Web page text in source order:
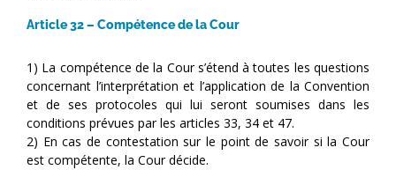
Article 32 – Compétence de la Cour
1) La compétence de la Cour s’étend à toutes les questions
concernant l’interprétation et l’application de la Convention
et de ses protocoles qui lui seront soumises dans les
conditions prévues par les articles 33, 34 et 47.
2) En cas de contestation sur le point de savoir si la Cour
est compétente, la Cour décide.